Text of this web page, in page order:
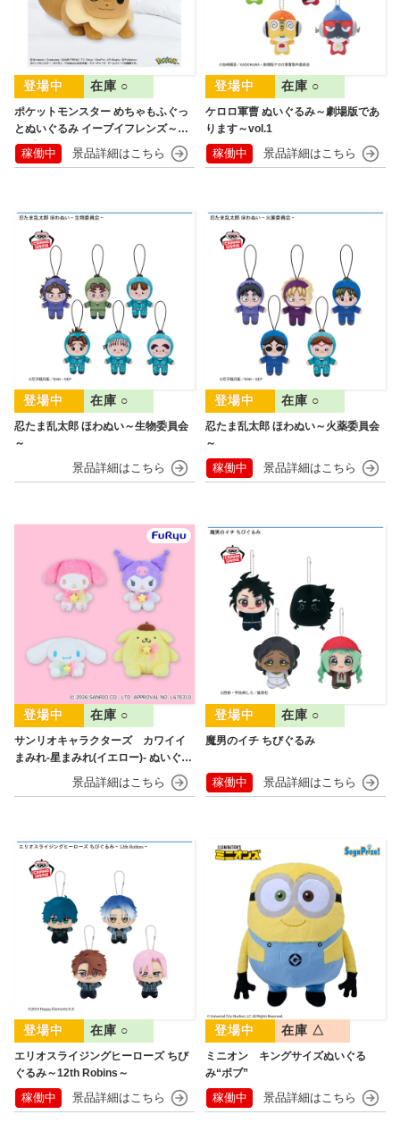
ポケットモンスター めちゃもふぐっ
とぬいぐるみ イーブイフレンズ～イ
ーブイ～おひるねver.
在庫 ○
稼働中
ケロロ軍曹 ぬいぐるみ～劇場版であ
ります～vol.1
在庫 ○
稼働中
忍たま乱太郎 ほわぬい～生物委員会
～
在庫 ○
忍たま乱太郎 ほわぬい～火薬委員会
～
在庫 ○
稼働中
サンリオキャラクターズ カワイイ
まみれ-星まみれ(イエロー)- ぬいぐる
在庫 ○
魔男のイチ ちびぐるみ
在庫 ○
稼働中
エリオスライジングヒーローズ ちび
ぐるみ～12th Robins～
在庫 ○
稼働中
ミニオン キングサイズぬいぐる
み“ボブ”
在庫 △
稼働中